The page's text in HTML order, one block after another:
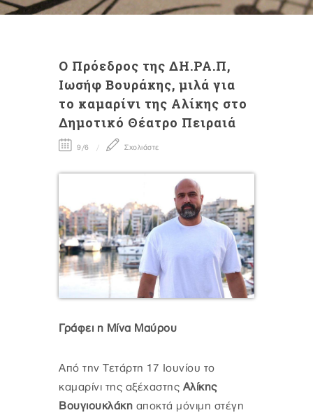
Ο Πρόεδρος της ΔΗ.ΡΑ.Π,
Ιωσήφ Βουράκης, μιλά για
το καμαρίνι της Αλίκης στο
Δημοτικό Θέατρο Πειραιά
9/6 Σχολιάστε
Γράφει η Μίνα Μαύρου
Από την Τετάρτη 17 Ιουνίου το
καμαρίνι της αξέχαστης Αλίκης
Βουγιουκλάκη αποκτά μόνιμη στέγη